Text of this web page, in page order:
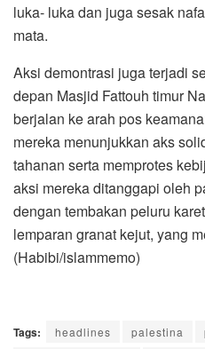
luka- luka dan juga sesak
mata.
Aksi demontrasi juga terjadi
depan Masjid Fattouh timur
berjalan ke arah pos
mereka menunjukkan aks
tahanan serta memprotes
aksi mereka ditanggapi oleh
dengan tembakan peluru
lemparan granat kejut, yang
(Habibi/islammemo)
Tags: headlines palestina